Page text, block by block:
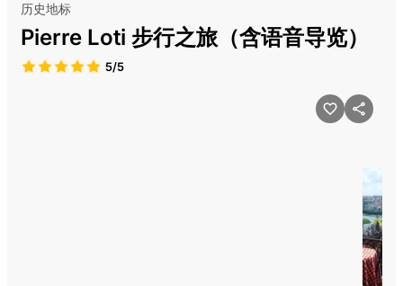
历史地标
Pierre Loti 步行之旅（含语音导览）
5/5